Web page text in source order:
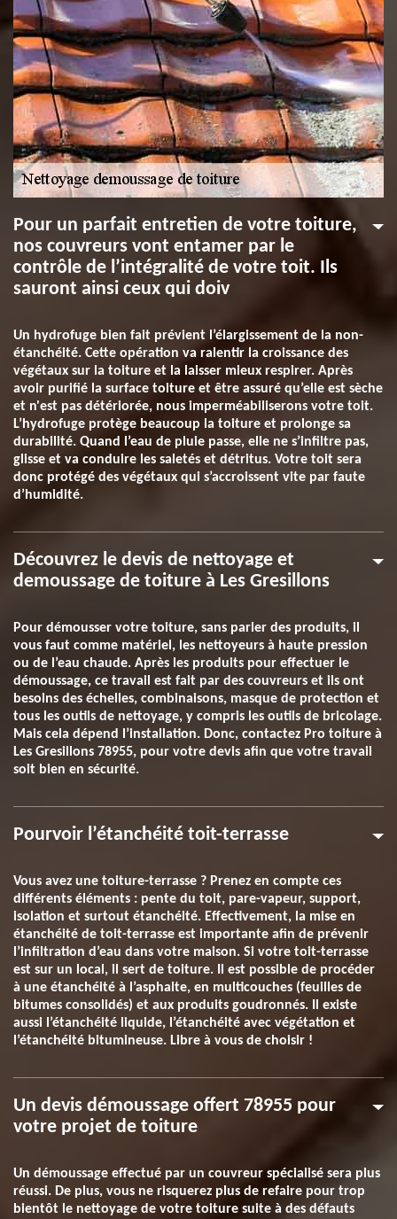
Pour un parfait entretien de votre toiture,
nos couvreurs vont entamer par le
contrôle de l’intégralité de votre toit. Ils
sauront ainsi ceux qui doiv
Un hydrofuge bien fait prévient l’élargissement de la non-
étanchéité. Cette opération va ralentir la croissance des
végétaux sur la toiture et la laisser mieux respirer. Après
avoir purifié la surface toiture et être assuré qu’elle est sèche
et n'est pas détériorée, nous imperméabiliserons votre toit.
L’hydrofuge protège beaucoup la toiture et prolonge sa
durabilité. Quand l’eau de pluie passe, elle ne s’infiltre pas,
glisse et va conduire les saletés et détritus. Votre toit sera
donc protégé des végétaux qui s’accroissent vite par faute
d’humidité.
Découvrez le devis de nettoyage et
demoussage de toiture à Les Gresillons
Pour démousser votre toiture, sans parler des produits, il
vous faut comme matériel, les nettoyeurs à haute pression
ou de l’eau chaude. Après les produits pour effectuer le
démoussage, ce travail est fait par des couvreurs et ils ont
besoins des échelles, combinaisons, masque de protection et
tous les outils de nettoyage, y compris les outils de bricolage.
Mais cela dépend l’installation. Donc, contactez Pro toiture à
Les Gresillons 78955, pour votre devis afin que votre travail
soit bien en sécurité.
Pourvoir l’étanchéité toit-terrasse
Vous avez une toiture-terrasse ? Prenez en compte ces
différents éléments : pente du toit, pare-vapeur, support,
isolation et surtout étanchéité. Effectivement, la mise en
étanchéité de toit-terrasse est importante afin de prévenir
l’infiltration d’eau dans votre maison. Si votre toit-terrasse
est sur un local, il sert de toiture. Il est possible de procéder
à une étanchéité à l’asphalte, en multicouches (feuilles de
bitumes consolidés) et aux produits goudronnés. Il existe
aussi l’étanchéité liquide, l’étanchéité avec végétation et
l’étanchéité bitumineuse. Libre à vous de choisir !
Un devis démoussage offert 78955 pour
votre projet de toiture
Un démoussage effectué par un couvreur spécialisé sera plus
réussi. De plus, vous ne risquerez plus de refaire pour trop
bientôt le nettoyage de votre toiture suite à des défauts